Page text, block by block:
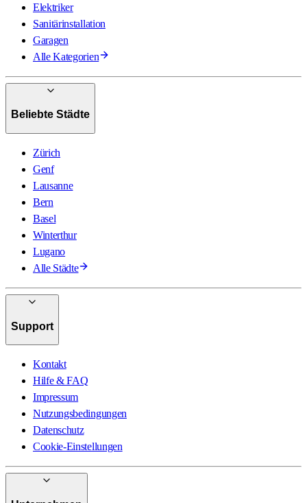
Elektriker
Sanitärinstallation
Garagen
Alle Kategorien
Beliebte Städte
Zürich
Genf
Lausanne
Bern
Basel
Winterthur
Lugano
Alle Städte
Support
Kontakt
Hilfe & FAQ
Impressum
Nutzungsbedingungen
Datenschutz
Cookie-Einstellungen